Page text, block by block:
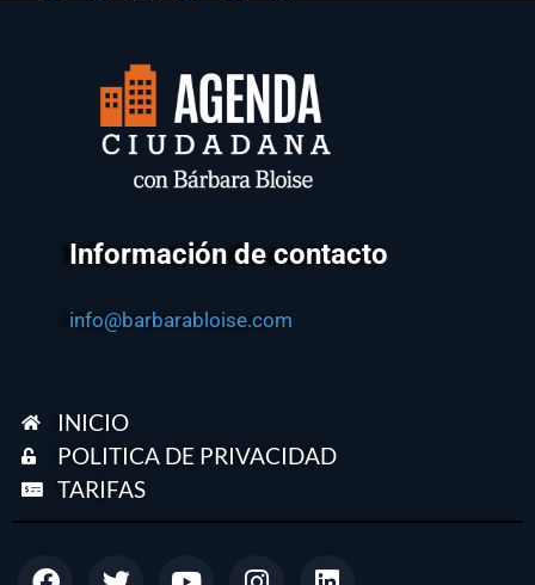
Información de contacto
info@barbarabloise.com
INICIO
POLITICA DE PRIVACIDAD
TARIFAS